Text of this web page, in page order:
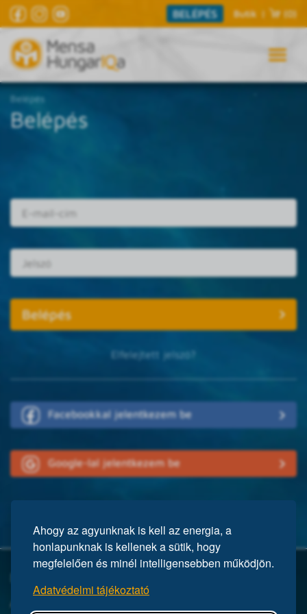
Ahogy az agyunknak is kell az energia, a
honlapunknak is kellenek a sütik, hogy
megfelelően és minél intelligensebben működjön.
Adatvédelmi tájékoztató
BELÉPÉS Butik | (0)
Belépés
Belépés
Elfelejtett jelszó?
Facebookkal jelentkezem be
Google-lal jelentkezem be
A Mensa egy nemzetközi egyesület, közel 150 ezer taggal a világ